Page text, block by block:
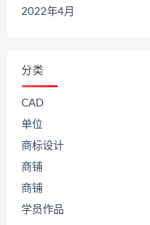
2022年4月
分类
CAD
单位
商标设计
商铺
商铺
学员作品